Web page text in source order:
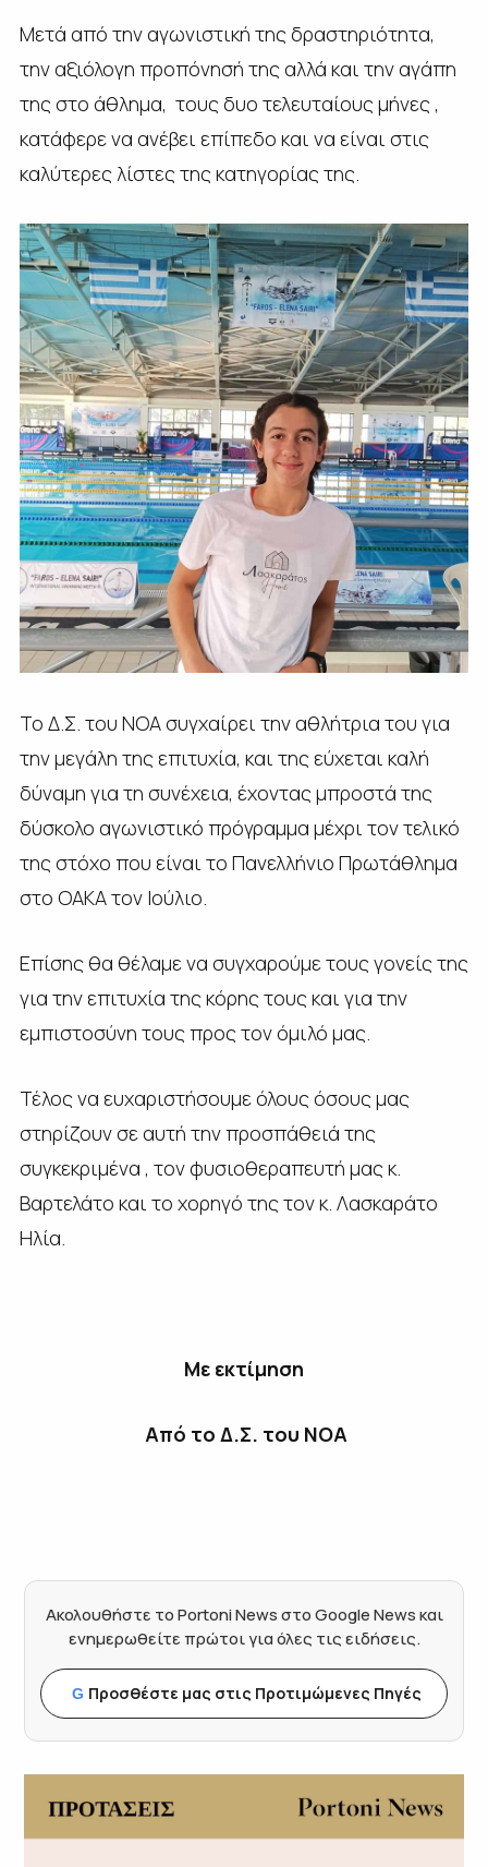
Μετά από την αγωνιστική της δραστηριότητα,
την αξιόλογη προπόνησή της αλλά και την αγάπη
της στο άθλημα, τους δυο τελευταίους μήνες ,
κατάφερε να ανέβει επίπεδο και να είναι στις
καλύτερες λίστες της κατηγορίας της.
Το Δ.Σ. του ΝΟΑ συγχαίρει την αθλήτρια του για
την μεγάλη της επιτυχία, και της εύχεται καλή
δύναμη για τη συνέχεια, έχοντας μπροστά της
δύσκολο αγωνιστικό πρόγραμμα μέχρι τον τελικό
της στόχο που είναι το Πανελλήνιο Πρωτάθλημα
στο ΟΑΚΑ τον Ιούλιο.
Επίσης θα θέλαμε να συγχαρούμε τους γονείς της
για την επιτυχία της κόρης τους και για την
εμπιστοσύνη τους προς τον όμιλό μας.
Τέλος να ευχαριστήσουμε όλους όσους μας
στηρίζουν σε αυτή την προσπάθειά της
συγκεκριμένα , τον φυσιοθεραπευτή μας κ.
Βαρτελάτο και το χορηγό της τον κ. Λασκαράτο
Ηλία.
Με εκτίμηση
Από το Δ.Σ. του ΝΟΑ
Ακολουθήστε το Portoni News στο Google News και
ενημερωθείτε πρώτοι για όλες τις ειδήσεις.
G Προσθέστε μας στις Προτιμώμενες Πηγές